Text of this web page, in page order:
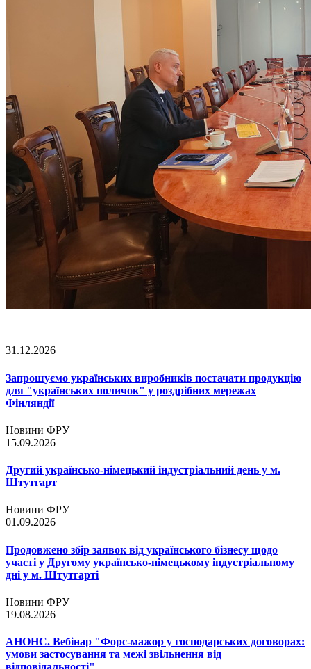
31.12.2026
Запрошуємо українських виробників постачати продукцію
для "українських поличок" у роздрібних мережах
Фінляндії
Новини ФРУ
15.09.2026
Другий українсько-німецький індустріальний день у м.
Штутгарт
Новини ФРУ
01.09.2026
Продовжено збір заявок від українського бізнесу щодо
участі у Другому українсько-німецькому індустріальному
дні у м. Штутгарті
Новини ФРУ
19.08.2026
АНОНС. Вебінар "Форс-мажор у господарських договорах:
умови застосування та межі звільнення від